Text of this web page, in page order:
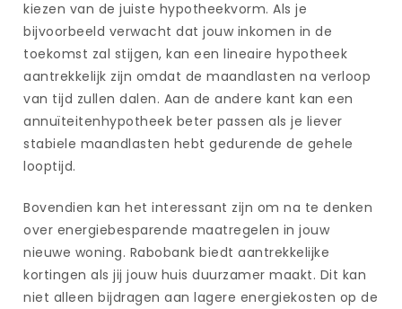
kiezen van de juiste hypotheekvorm. Als je
bijvoorbeeld verwacht dat jouw inkomen in de
toekomst zal stijgen, kan een lineaire hypotheek
aantrekkelijk zijn omdat de maandlasten na verloop
van tijd zullen dalen. Aan de andere kant kan een
annuïteitenhypotheek beter passen als je liever
stabiele maandlasten hebt gedurende de gehele
looptijd.
Bovendien kan het interessant zijn om na te denken
over energiebesparende maatregelen in jouw
nieuwe woning. Rabobank biedt aantrekkelijke
kortingen als jij jouw huis duurzamer maakt. Dit kan
niet alleen bijdragen aan lagere energiekosten op de